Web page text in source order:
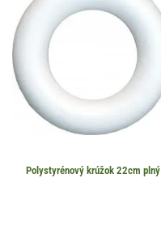
Polystyrénový krúžok 22cm plný